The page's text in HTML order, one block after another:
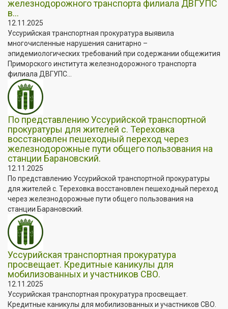
железнодорожного транспорта филиала ДВГУПС
в...
12.11.2025
Уссурийская транспортная прокуратура выявила
многочисленные нарушения санитарно –
эпидемиологических требований при содержании общежития
Приморского института железнодорожного транспорта
филиала ДВГУПС...
По представлению Уссурийской транспортной
прокуратуры для жителей с. Тереховка
восстановлен пешеходный переход через
железнодорожные пути общего пользования на
станции Барановский.
12.11.2025
По представлению Уссурийской транспортной прокуратуры
для жителей с. Тереховка восстановлен пешеходный переход
через железнодорожные пути общего пользования на
станции Барановский.
Уссурийская транспортная прокуратура
просвещает. Кредитные каникулы для
мобилизованных и участников СВО.
12.11.2025
Уссурийская транспортная прокуратура просвещает.
Кредитные каникулы для мобилизованных и участников СВО.